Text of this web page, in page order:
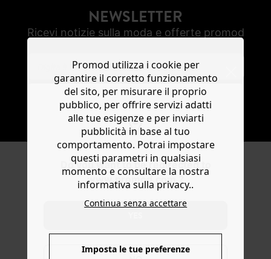
Do you want to be redirected to
www.promod.com ?
NEWSLETTER
Ricevi notizie sulla moda e offerte promod
SOTTOSCRIVI
SEGUICI
FACEBOOK INSTAGRAM
Promod utilizza i cookie per
garantire il corretto funzionamento
del sito, per misurare il proprio
pubblico, per offrire servizi adatti
alle tue esigenze e per inviarti
pubblicità in base al tuo
comportamento. Potrai impostare
questi parametri in qualsiasi
momento e consultare la nostra
informativa sulla privacy..
Continua senza accettare
Imposta le tue preferenze